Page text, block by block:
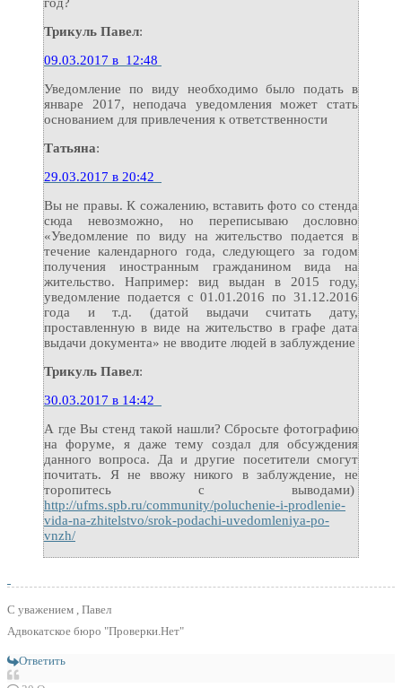
Трикуль Павел:
09.03.2017 в 12:48
Уведомление по виду необходимо было подать в
январе 2017, неподача уведомления может стать
основанием для привлечения к ответственности
Татьяна:
29.03.2017 в 20:42
Вы не правы. К сожалению, вставить фото со стенда
сюда невозможно, но переписываю дословно
«Уведомление по виду на жительство подается в
течение календарного года, следующего за годом
получения иностранным гражданином вида на
жительство. Например: вид выдан в 2015 году,
уведомление подается с 01.01.2016 по 31.12.2016
года и т.д. (датой выдачи считать дату,
проставленную в виде на жительство в графе дата
выдачи документа» не вводите людей в заблуждение
Трикуль Павел:
30.03.2017 в 14:42
А где Вы стенд такой нашли? Сбросьте фотографию
на форуме, я даже тему создал для обсуждения
данного вопроса. Да и другие посетители смогут
почитать. Я не ввожу никого в заблуждение, не
торопитесь с выводами)
http://ufms.spb.ru/community/poluchenie-i-prodlenie-
vida-na-zhitelstvo/srok-podachi-uvedomleniya-po-
vnzh/
С уважением , Павел
Адвокатское бюро "Проверки.Нет"
Ответить